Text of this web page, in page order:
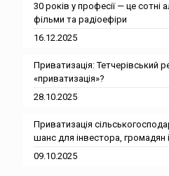
30 років у професії — це сотні
фільми та радіоефіри
16.12.2025
Приватизація: Тетчерівський
«приватизація»?
28.10.2025
Приватизація
шанс для інвестора, громадян
09.10.2025